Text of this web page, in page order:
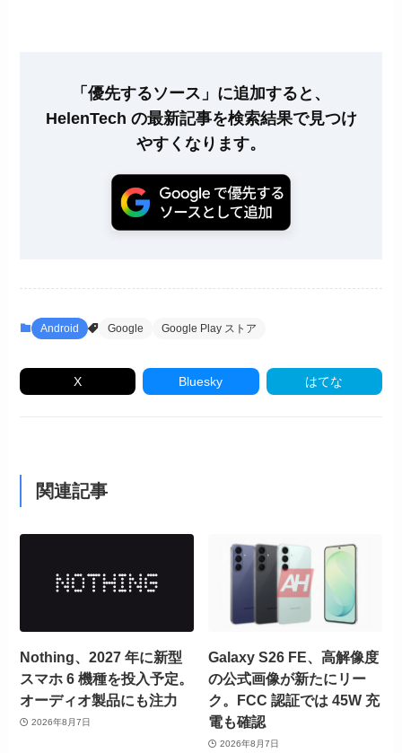
「優先するソース」に追加すると、
HelenTech の最新記事を検索結果で見つけ
やすくなります。
Android Google Google Play ストア
X Bluesky はてな
関連記事
Nothing、2027 年に新型
スマホ 6 機種を投入予定。
オーディオ製品にも注力
2026年8月7日
Galaxy S26 FE、高解像度
の公式画像が新たにリー
ク。FCC 認証では 45W 充
電も確認
2026年8月7日